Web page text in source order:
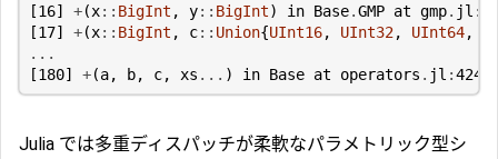
[16] +(x:: BigInt , y:: BigInt) in Base.GMP at gmp. jl :
[17] +(x:: BigInt , c:: Union{UInt16, UInt32, UInt64,
...
[180] +(a, b, c, xs ... ) in Base at operators . jl :424
Julia では多重ディスパッチが柔軟なパラメトリック型シ